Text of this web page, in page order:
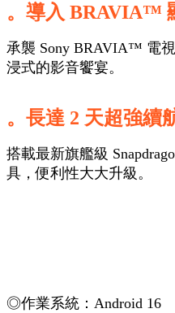
。導入 BRAVIA™
承襲 Sony BRAVIA™ 電
浸式的影音饗宴。
。長達 2 天超強續
搭載最新旗艦級
具，便利性大大升級。
◎作業系統：Android 16